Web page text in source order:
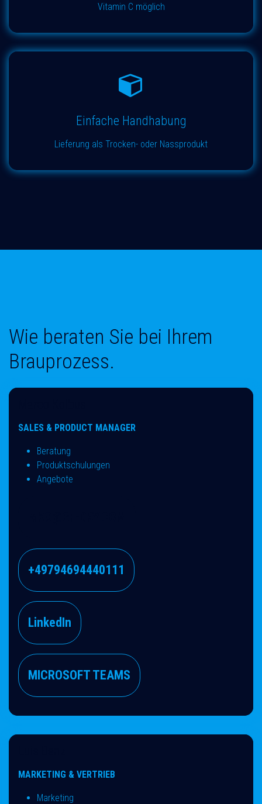
Vitamin C möglich
Einfache Handhabung
Lieferung als Trocken- oder Nassprodukt
Wie beraten Sie bei Ihrem
Brauprozess.
SALES & PRODUCT MANAGER
Beratung
Produktschulungen
Angebote
+4979469444​​0111
Linke​​dIn
MICROSOFT TEAMS
MARKETING & VERTRIEB
Marketing